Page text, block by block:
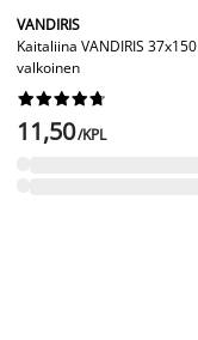
VANDIRIS
Kaitaliina VANDIRIS 37x150
valkoinen






11,50/KPL